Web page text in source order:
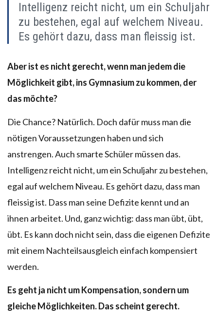
Intelligenz reicht nicht, um ein Schuljahr
zu bestehen, egal auf welchem Niveau.
Es gehört dazu, dass man fleissig ist.
Aber ist es nicht gerecht, wenn man jedem die
Möglichkeit gibt, ins Gymnasium zu kommen, der
das möchte?
Die Chance? Natürlich. Doch dafür muss man die
nötigen Voraussetzungen haben und sich
anstrengen. Auch smarte Schüler müssen das.
Intelligenz reicht nicht, um ein Schuljahr zu bestehen,
egal auf welchem Niveau. Es gehört dazu, dass man
fleissig ist. Dass man seine Defizite kennt und an
ihnen arbeitet. Und, ganz wichtig: dass man übt, übt,
übt. Es kann doch nicht sein, dass die eigenen Defizite
mit einem Nachteilsausgleich einfach kompensiert
werden.
Es geht ja nicht um Kompensation, sondern um
gleiche Möglichkeiten. Das scheint gerecht.